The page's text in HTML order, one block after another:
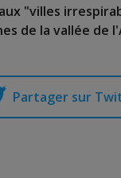
"villes
de la vallée de
Partager sur